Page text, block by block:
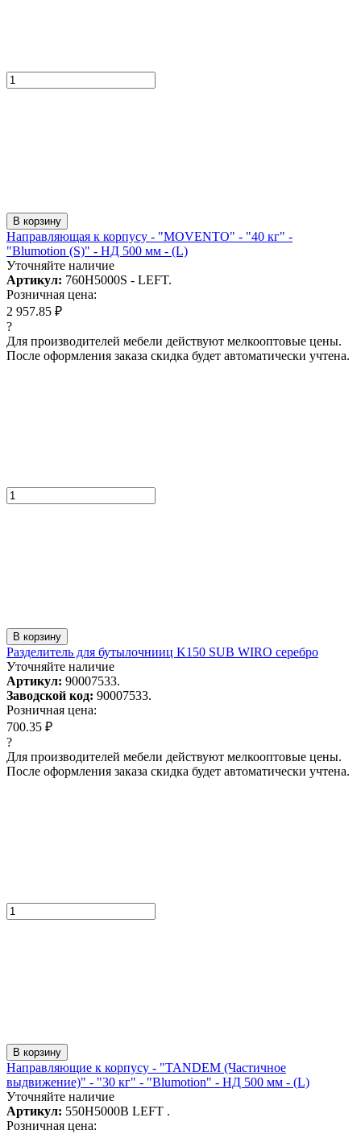
В корзину
Направляющая к корпусу - "MOVENTO" - "40 кг" -
"Blumotion (S)" - НД 500 мм - (L)
Уточняйте наличие
Артикул: 760H5000S - LEFT.
Розничная цена:
2 957.85 ₽
?
Для производителей мебели действуют мелкооптовые цены.
После оформления заказа скидка будет автоматически учтена.
В корзину
Разделитель для бутылочнииц K150 SUB WIRO серебро
Уточняйте наличие
Артикул: 90007533.
Заводской код: 90007533.
Розничная цена:
700.35 ₽
?
Для производителей мебели действуют мелкооптовые цены.
После оформления заказа скидка будет автоматически учтена.
В корзину
Направляющие к корпусу - "TANDEM (Частичное
выдвижение)" - "30 кг" - "Blumotion" - НД 500 мм - (L)
Уточняйте наличие
Артикул: 550H5000B LEFT .
Розничная цена: